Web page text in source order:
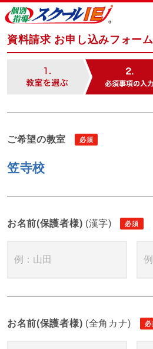
資料請求 お申し込みフォーム
ご希望の教室
笠寺校
お名前(保護者様) (漢字)
お名前(保護者様) (全角カナ)